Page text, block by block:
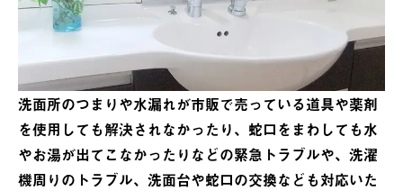
洗面所のつまりや水漏れが市販で売っている道具や薬剤
を使用しても解決されなかったり、蛇口をまわしても水
やお湯が出てこなかったりなどの緊急トラブルや、洗濯
機周りのトラブル、洗面台や蛇口の交換なども対応いた